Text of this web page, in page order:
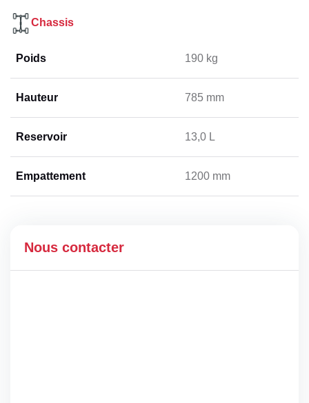
Chassis
Poids 190 kg
Hauteur 785 mm
Reservoir 13,0 L
Empattement 1200 mm
Nous contacter